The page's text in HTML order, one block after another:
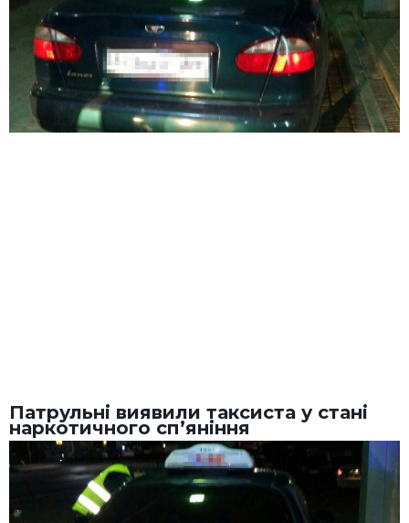
Патрульні виявили таксиста у стані
наркотичного сп’яніння